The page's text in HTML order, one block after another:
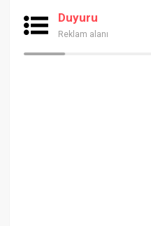
Duyuru
Reklam alanı